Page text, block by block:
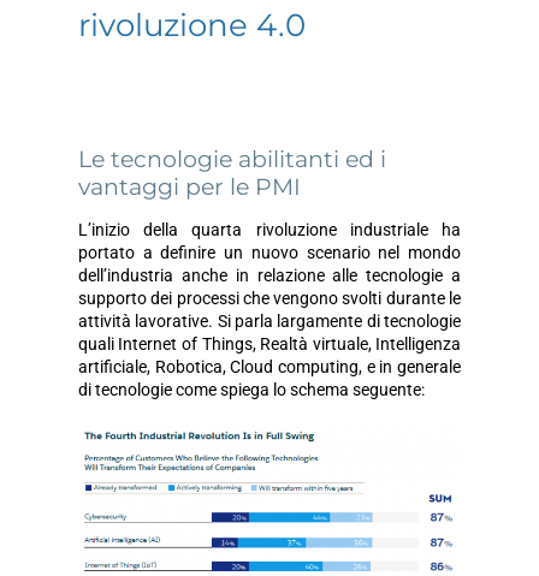
rivoluzione 4.0
Le tecnologie abilitanti ed i
vantaggi per le PMI
L’inizio della quarta rivoluzione industriale ha
portato a definire un nuovo scenario nel mondo
dell’industria anche in relazione alle tecnologie a
supporto dei processi che vengono svolti durante le
attività lavorative. Si parla largamente di tecnologie
quali Internet of Things, Realtà virtuale, Intelligenza
artificiale, Robotica, Cloud computing, e in generale
di tecnologie come spiega lo schema seguente: